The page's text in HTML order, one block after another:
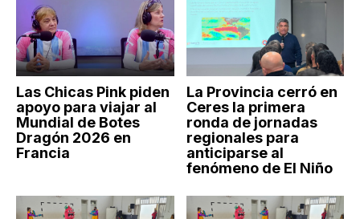
Las Chicas Pink piden
apoyo para viajar al
Mundial de Botes
Dragón 2026 en
Francia
La Provincia cerró en
Ceres la primera
ronda de jornadas
regionales para
anticiparse al
fenómeno de El Niño